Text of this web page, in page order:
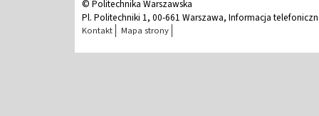
© Politechnika Warszawska
Pl. Politechniki 1, 00-661 Warszawa, Informacja
Kontakt Mapa strony